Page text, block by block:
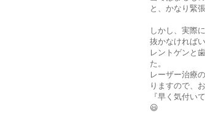
と、かなり緊
しかし、実際
抜かなければ
レントゲンと
た。
レーザー治療
りますので、
『早く気付い
😃